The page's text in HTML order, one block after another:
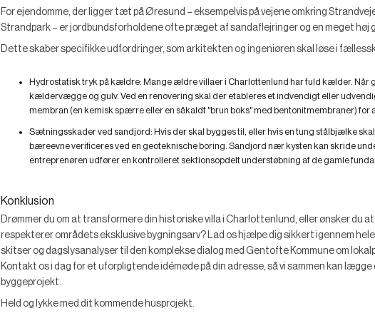
For ejendomme, der ligger tæt på Øresund – eksempelvis på vejene omkring
Strandpark – er jordbundsforholdene ofte præget af sandaflejringer og en meget høj
Dette skaber specifikke udfordringer, som arkitekten og ingeniøren skal løse i
Hydrostatisk tryk på kældre: Mange ældre villaer i Charlottenlund har fuld kælder. Når
kældervægge og gulv. Ved en renovering skal der etableres et indvendigt eller
membran (en kemisk spærre eller en såkaldt "brun boks" med bentonitmembraner) for
Sætningsskader ved sandjord: Hvis der skal bygges til, eller hvis en tung stålbjælke
bæreevne verificeres ved en geoteknische boring. Sandjord nær kysten kan skride
entreprenøren udfører en kontrolleret sektionsopdelt understøbning af de gamle
Konklusion
Drømmer du om at transformere din historiske villa i Charlottenlund, eller ønsker du
respekterer områdets eksklusive bygningsarv? Lad os hjælpe dig sikkert igennem
skitser og dagslysanalyser til den komplekse dialog med Gentofte Kommune om
Kontakt os i dag for et uforpligtende idémøde på din adresse, så vi sammen kan
byggeprojekt.
Held og lykke med dit kommende husprojekt.